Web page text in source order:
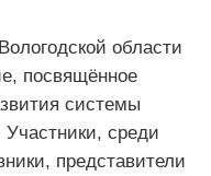
области
посвящённое
системы
среди
представители